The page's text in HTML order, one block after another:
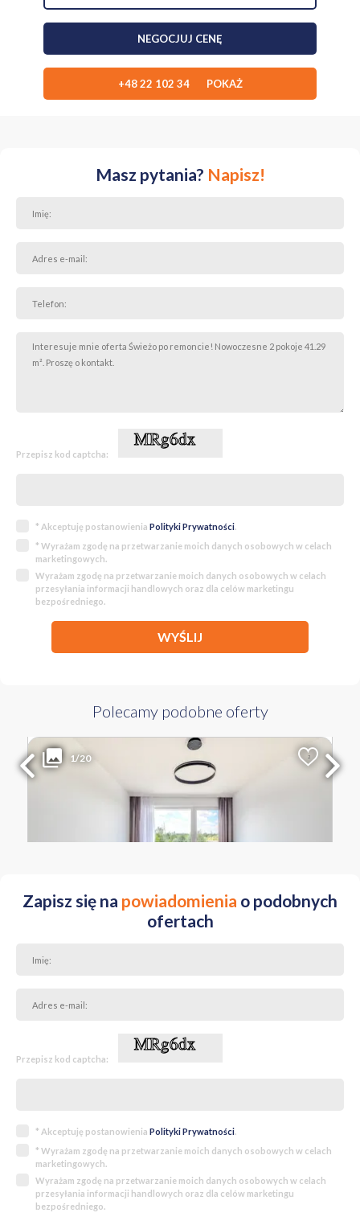
- Status prawny: Pełna własność z założoną Księgą Wieczystą
- Czynsz 520 zł
- Cena mieszkania: 599 000 zł
NEGOCJUJ CENĘ
+48 22 102 34 POKAŻ
Masz pytania? Napisz!
Przepisz kod captcha:
* Akceptuję postanowienia Polityki Prywatności.
* Wyrażam zgodę na przetwarzanie moich danych osobowych w celach
marketingowych.
Wyrażam zgodę na przetwarzanie moich danych osobowych w celach
przesyłania informacji handlowych oraz dla celów marketingu
bezpośredniego.
WYŚLIJ
Polecamy podobne oferty
1/20Liczba pokoi Powierzchnia
43.98 m2
Cena za m2
14 438 PLN
WIELKOPOLSKIE Poznań Zawady ul. Smolna
Zapisz się na powiadomienia o podobnych
ofertach
Przepisz kod captcha:
* Akceptuję postanowienia Polityki Prywatności.
* Wyrażam zgodę na przetwarzanie moich danych osobowych w celach
marketingowych.
Wyrażam zgodę na przetwarzanie moich danych osobowych w celach
przesyłania informacji handlowych oraz dla celów marketingu
bezpośredniego.